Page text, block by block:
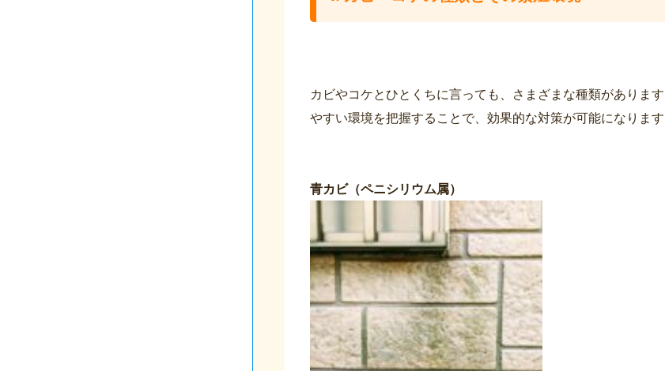
カビやコケとひとくちに言っても、さまざまな種類がありま
やすい環境を把握することで、効果的な対策が可能になります
青カビ（ペニシリウム属）